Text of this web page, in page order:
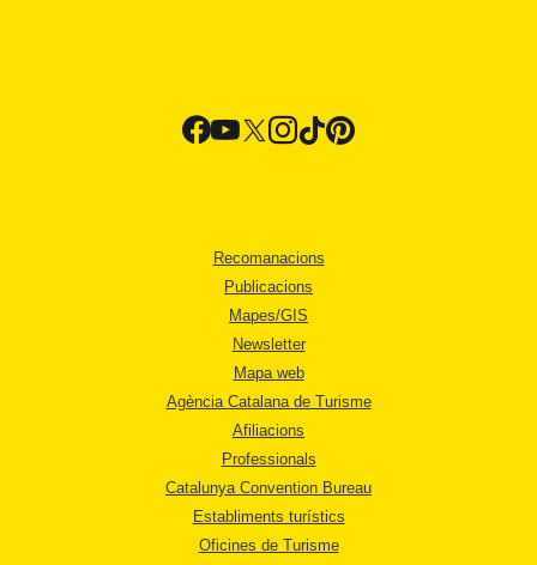
Recomanacions
Publicacions
Mapes/GIS
Newsletter
Mapa web
Agència Catalana de Turisme
Afiliacions
Professionals
Catalunya Convention Bureau
Establiments turístics
Oficines de Turisme